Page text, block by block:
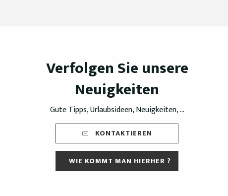
Verfolgen Sie unsere
Neuigkeiten
Gute Tipps, Urlaubsideen, Neuigkeiten, ...
KONTAKTIEREN
WIE KOMMT MAN HIERHER ?